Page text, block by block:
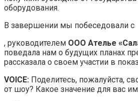
оборудования.
В завершении мы побеседовали с
, руководителем ООО Ателье
поведала нам о будущих планах
рассказала о своем участии в
VOICE: Поделитесь, пожалуйста,
от шоу? Какое значение для вас